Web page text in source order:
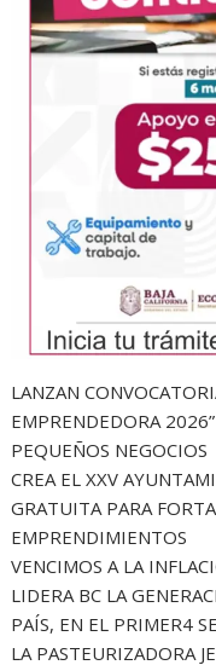
LANZAN
EMPRENDEDORA
PEQUEÑOS NEGOCIOS
CREA EL XXV
GRATUITA PARA
EMPRENDIMIENTOS
VENCIMOS A LA
LIDERA BC LA
PAÍS, EN EL PRIMER4
LA PASTEURIZADORA